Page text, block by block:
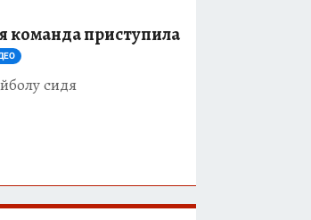
команда приступила
сидя